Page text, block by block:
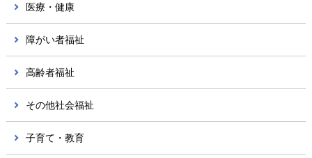
医療・健康
障がい者福祉
高齢者福祉
その他社会福祉
子育て・教育